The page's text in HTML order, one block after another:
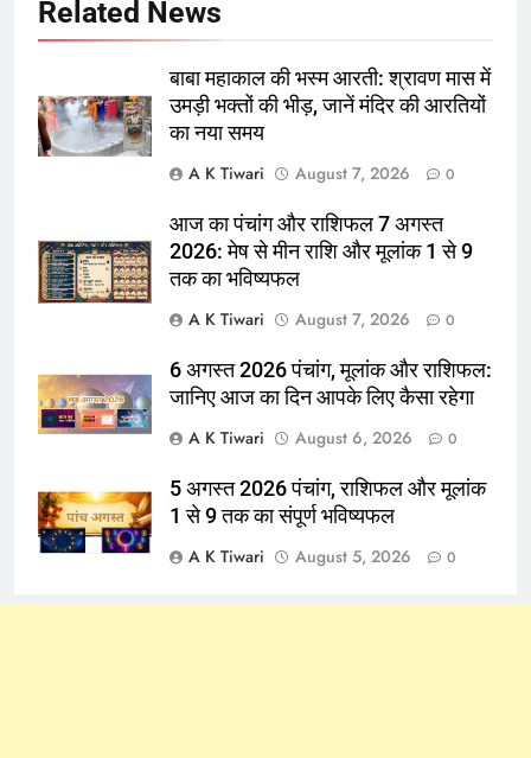
Related News
बाबा महाकाल की भस्म आरती: श्रावण मास में
उमड़ी भक्तों की भीड़, जानें मंदिर की आरतियों
का नया समय
A K Tiwari
August 7, 2026 0
आज का पंचांग और राशिफल 7 अगस्त
2026: मेष से मीन राशि और मूलांक 1 से 9
तक का भविष्यफल
A K Tiwari
August 7, 2026 0
6 अगस्त 2026 पंचांग, मूलांक और राशिफल:
जानिए आज का दिन आपके लिए कैसा रहेगा
A K Tiwari
August 6, 2026 0
5 अगस्त 2026 पंचांग, राशिफल और मूलांक
1 से 9 तक का संपूर्ण भविष्यफल
A K Tiwari
August 5, 2026 0